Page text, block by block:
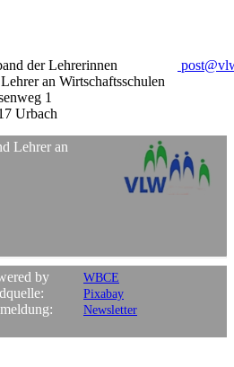
der Lehrerinnen
an Wirtschaftsschulen
1
Urbach
post@
Lehrer an
by
WBCE
Pixabay
Newsletter